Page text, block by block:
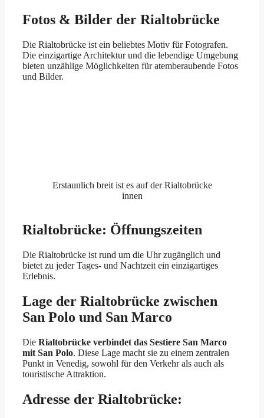
Fotos & Bilder der Rialtobrücke
Die Rialtobrücke ist ein beliebtes Motiv für Fotografen.
Die einzigartige Architektur und die lebendige Umgebung
bieten unzählige Möglichkeiten für atemberaubende Fotos
und Bilder.
Erstaunlich breit ist es auf der Rialtobrücke
innen
Rialtobrücke: Öffnungszeiten
Die Rialtobrücke ist rund um die Uhr zugänglich und
bietet zu jeder Tages- und Nachtzeit ein einzigartiges
Erlebnis.
Lage der Rialtobrücke zwischen
San Polo und San Marco
Die Rialtobrücke verbindet das Sestiere San Marco
mit San Polo. Diese Lage macht sie zu einem zentralen
Punkt in Venedig, sowohl für den Verkehr als auch als
touristische Attraktion.
Adresse der Rialtobrücke: